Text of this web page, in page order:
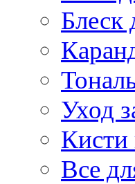
Блеск
Уход
Кисти
Все